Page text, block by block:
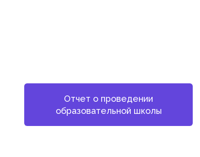
Отчет о проведении
образовательной школы